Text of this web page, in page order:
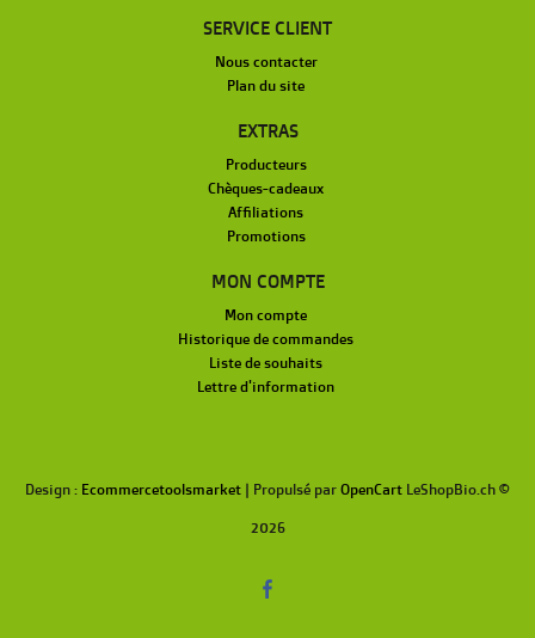
SERVICE CLIENT
Nous contacter
Plan du site
EXTRAS
Producteurs
Chèques-cadeaux
Affiliations
Promotions
MON COMPTE
Mon compte
Historique de commandes
Liste de souhaits
Lettre d'information
Design : Ecommercetoolsmarket | Propulsé par OpenCart LeShopBio.ch ©
2026